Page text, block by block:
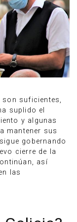
son suficientes,
suplido el
y algunas
mantener sus
sigue gobernando
cierre de la
así
las